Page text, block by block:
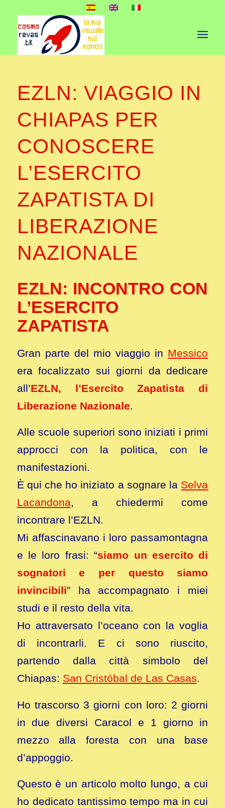
EZLN: VIAGGIO IN
CHIAPAS PER
CONOSCERE
L’ESERCITO
ZAPATISTA DI
LIBERAZIONE
NAZIONALE
EZLN: INCONTRO CON
L’ESERCITO
ZAPATISTA
Gran parte del mio viaggio in Messico
era focalizzato sui giorni da dedicare
all’EZLN, l’Esercito Zapatista di
Liberazione Nazionale
Alle scuole superiori sono iniziati i primi
approcci con la politica, con le
manifestazioni.
È qui che ho iniziato a sognare la Selva
Lacandona, a chiedermi come
incontrare l’EZLN.
Mi affascinavano i loro passamontagna
e le loro frasi: “siamo un esercito di
sognatori e per questo siamo
invincibili” ha accompagnato i miei
studi e il resto della vita.
Ho attraversato l’oceano con la voglia
di incontrarli. E ci sono riuscito,
partendo dalla città simbolo del
Chiapas: San Cristóbal de Las Casas.
Ho trascorso 3 giorni con loro: 2 giorni
in due diversi Caracol e 1 giorno in
mezzo alla foresta con una base
d’appoggio.
Questo è un articolo molto lungo, a cui
ho dedicato tantissimo tempo ma in cui